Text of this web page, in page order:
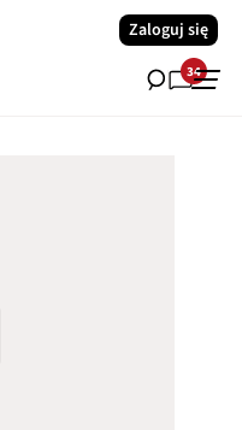
Zaloguj się
34